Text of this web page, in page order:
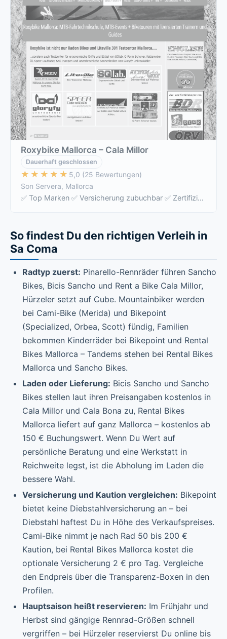
Roxybike Mallorca – Cala Millor
Dauerhaft geschlossen
★★★★★
★★★★★ 5,0 (25 Bewertungen)
Son Servera, Mallorca
✅ Top Marken ✅ Versicherung zubuchbar ✅ Zertifizierte Fahrtechniktrainer ✅ lizensiertes Guiding ✅ Rundumsorglospaket ✅ Shuttle Transport …
So findest Du den richtigen Verleih in
Sa Coma
Radtyp zuerst: Pinarello-Rennräder führen Sancho
Bikes, Bicis Sancho und Rent a Bike Cala Millor,
Hürzeler setzt auf Cube. Mountainbiker werden
bei Cami-Bike (Merida) und Bikepoint
(Specialized, Orbea, Scott) fündig, Familien
bekommen Kinderräder bei Bikepoint und Rental
Bikes Mallorca – Tandems stehen bei Rental Bikes
Mallorca und Sancho Bikes.
Laden oder Lieferung: Bicis Sancho und Sancho
Bikes stellen laut ihren Preisangaben kostenlos in
Cala Millor und Cala Bona zu, Rental Bikes
Mallorca liefert auf ganz Mallorca – kostenlos ab
150 € Buchungswert. Wenn Du Wert auf
persönliche Beratung und eine Werkstatt in
Reichweite legst, ist die Abholung im Laden die
bessere Wahl.
Versicherung und Kaution vergleichen: Bikepoint
bietet keine Diebstahlversicherung an – bei
Diebstahl haftest Du in Höhe des Verkaufspreises.
Cami-Bike nimmt je nach Rad 50 bis 200 €
Kaution, bei Rental Bikes Mallorca kostet die
optionale Versicherung 2 € pro Tag. Vergleiche
den Endpreis über die Transparenz-Boxen in den
Profilen.
Hauptsaison heißt reservieren: Im Frühjahr und
Herbst sind gängige Rennrad-Größen schnell
vergriffen – bei Hürzeler reservierst Du online bis